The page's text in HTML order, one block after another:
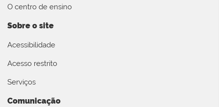
O centro de ensino
Sobre o site
Acessibilidade
Acesso restrito
Serviços
Comunicação